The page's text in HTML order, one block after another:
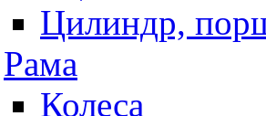
Цилиндр,
Рама
Колеса